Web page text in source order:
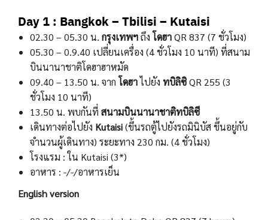
Day 1 : Bangkok – Tbilisi – Kutaisi
02.30 – 05.30 น. กรุงเทพฯถึง โดฮาQR 837 (7 ชั่วโมง)
05.30 – 0.9.40 เปลี่ยนเครื่อง (4 ชั่วโมง 10 นาที) ที่สนาม
บินนานาชาติโดฮาฮาหมัด
09.40 – 13.50 น. จาก โดฮาไปยัง ทบิลิซิQR 255 (3
ชั่วโมง 10 นาที)
13.50 น. พบกันที่ สนามบินนานาชาติทบิลิซี
เดินทางต่อไปยัง Kutaisi(ขึ้นรถตู้ไปยังรถมินิบัส ขึ้นอยู่กับ
จำนวนผู้เดินทาง) ระยะทาง 230 กม. (4 ชั่วโมง)
โรงแรม : ใน Kutaisi (3*)
อาหาร : -/-/อาหารเย็น
English version